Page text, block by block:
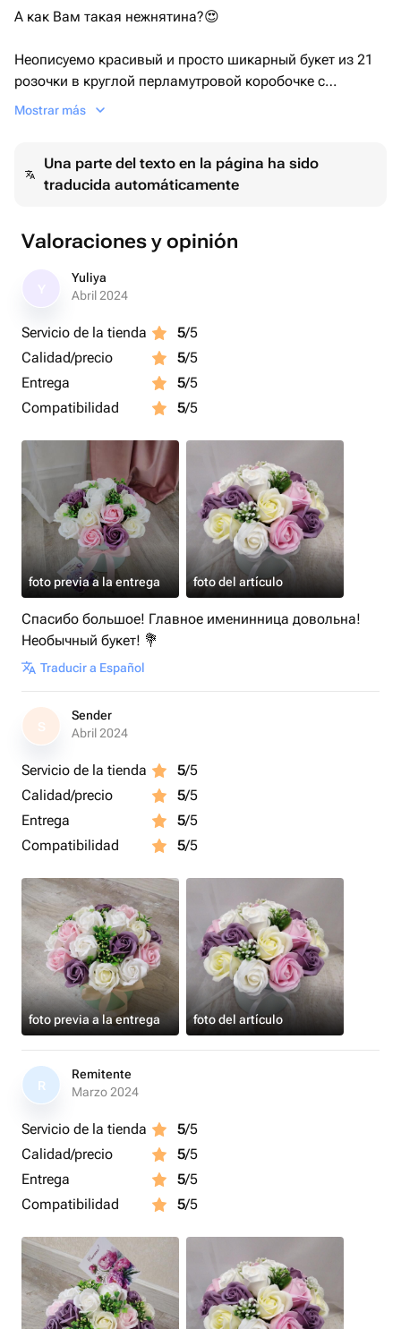
А как Вам такая нежнятина?😍
Неописуемо красивый и просто шикарный букет из 21
розочки в круглой перламутровой коробочке с
добавлением веточек декора.
шелка и эфирных масел. Лепестки мягкие.
ароматом.
Срок годности таких букетиков от 3 лет! 🔥
подарком, шикарным дополнением и украшением
интерьера! 🏡
В дальнейшем цветочки могут быть использованы по
Mostrar más
Una parte del texto en la página ha sido
traducida automáticamente
Valoraciones y opinión
Yuliya
Abril 2024
Servicio de la tienda 5/5
Calidad/precio
5/5
Entrega
5/5
Compatibilidad
5/5
foto previa a la entrega foto del artículo
Спасибо большое! Главное именинница довольна!
Необычный букет! 💐
Traducir a Español
S
Sender
Abril 2024
Servicio de la tienda 5/5
Calidad/precio
5/5
Entrega
5/5
Compatibilidad
5/5
foto previa a la entrega foto del artículo
R
Remitente
Marzo 2024
Servicio de la tienda 5/5
Calidad/precio
5/5
Entrega
5/5
Compatibilidad
5/5